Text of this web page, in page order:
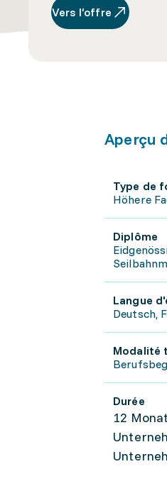
Vers l’offre
Aperçu
Type de
Höhere
Diplôme
Langue
Deutsch,
Modalité
Durée
12